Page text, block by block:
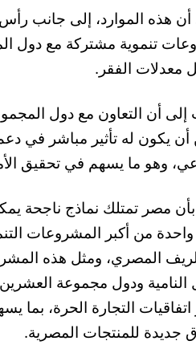
أن هذه الموارد، إلى جانب
تنموية مشتركة مع دول
معدلات الفقر.
أن التعاون مع دول
يكون له تأثير مباشر في دعم
وهو ما يسهم في تحقيق
مصر تمتلك نماذج ناجحة
واحدة من أكبر المشروعات
المصري، ومثل هذه
النامية ودول مجموعة
اتفاقيات التجارة الحرة، بما
جديدة للمنتجات المصرية.